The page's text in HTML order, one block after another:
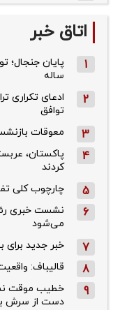
اتاق خبر
1
ساله
2
ادعای تکراری
توافق
3 معوقات
4
پاکستان،
کردند
5 چارچوب کلی
6
نشست خبری
می‌شود
7 خبر جدید
8 قالیباف:
9
خطیب موقت
دست از سرش